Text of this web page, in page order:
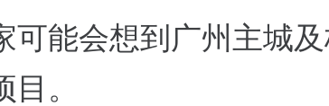
可能会想到广州主城
。